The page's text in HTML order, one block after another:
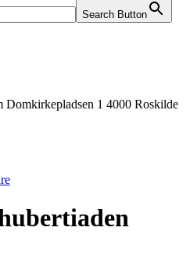
Search Button
Domkirkepladsen 1 4000 Roskilde